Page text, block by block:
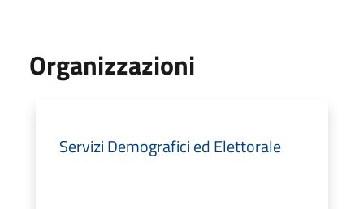
Organizzazioni
Servizi Demografici ed Elettorale